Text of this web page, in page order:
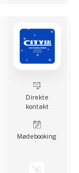
Direkte
kontakt
Møde­booking